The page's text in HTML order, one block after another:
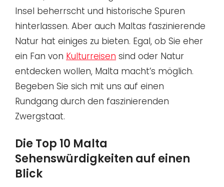
Insel beherrscht und historische Spuren
hinterlassen. Aber auch Maltas faszinierende
Natur hat einiges zu bieten. Egal, ob Sie eher
ein Fan von Kulturreisen sind oder Natur
entdecken wollen, Malta macht’s möglich.
Begeben Sie sich mit uns auf einen
Rundgang durch den faszinierenden
Zwergstaat.
Die Top 10 Malta
Sehenswürdigkeiten auf einen
Blick